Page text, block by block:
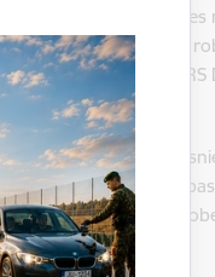
pierobežas
realizēja Valsts
Kononovs un VRS
Valdis Jukšs.
amatpersonām
pārstāvju
vietējās
valstīm.